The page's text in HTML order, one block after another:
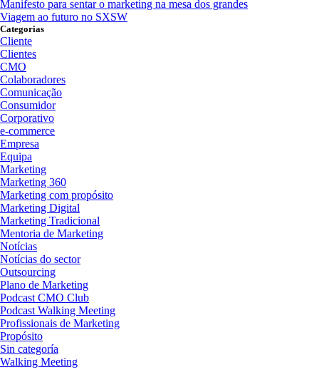
Manifesto para sentar o marketing na mesa dos grandes
Viagem ao futuro no SXSW
Categorias
Cliente
Clientes
CMO
Colaboradores
Comunicação
Consumidor
Corporativo
e-commerce
Empresa
Equipa
Marketing
Marketing 360
Marketing com propósito
Marketing Digital
Marketing Tradicional
Mentoria de Marketing
Notícias
Notícias do sector
Outsourcing
Plano de Marketing
Podcast CMO Club
Podcast Walking Meeting
Profissionais de Marketing
Propósito
Sin categoría
Walking Meeting